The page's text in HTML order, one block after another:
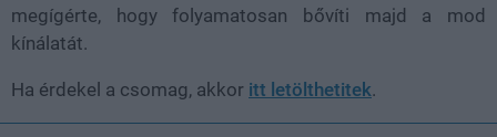
megígérte, hogy folyamatosan bővíti majd a mod
kínálatát.
Ha érdekel a csomag, akkor itt letölthetitek.